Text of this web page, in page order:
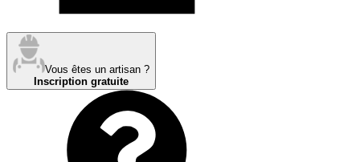
Vous êtes un artisan ?
Inscription gratuite